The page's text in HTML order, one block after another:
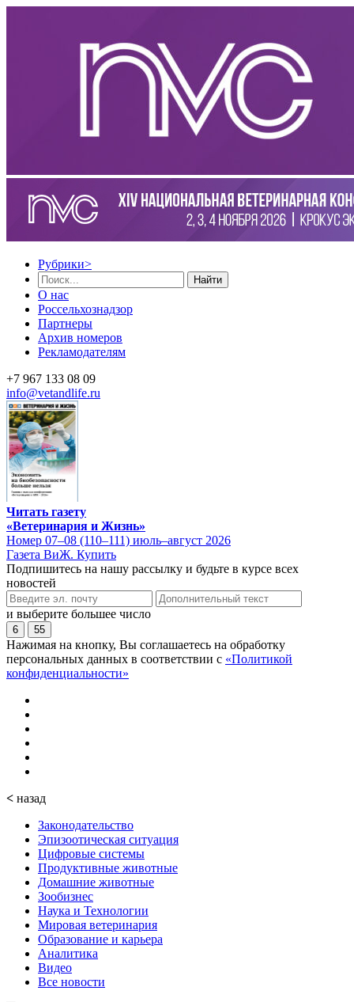
Рубрики>
Найти
О нас
Россельхознадзор
Партнеры
Архив номеров
Рекламодателям
+7 967 133 08 09
info@vetandlife.ru
Читать газету
«Ветеринария и Жизнь»
Номер 07–08 (110–111) июль–август 2026
Газета ВиЖ. Купить
Подпишитесь на нашу рассылку и будьте в курсе всех
новостей
и выберите большее число
6 55
Нажимая на кнопку, Вы соглашаетесь на обработку
персональных данных в соответствии с «Политикой
конфиденциальности»
< назад
Законодательство
Эпизоотическая ситуация
Цифровые системы
Продуктивные животные
Домашние животные
Зообизнес
Наука и Технологии
Мировая ветеринария
Образование и карьера
Аналитика
Видео
Все новости